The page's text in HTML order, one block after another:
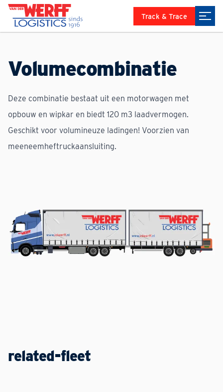
Track & Trace
Volumecombinatie
Deze combinatie bestaat uit een motorwagen met
opbouw en wipkar en biedt 120 m3 laadvermogen.
Geschikt voor volumineuze ladingen! Voorzien van
meeneemheftruckaansluiting.
related-fleet